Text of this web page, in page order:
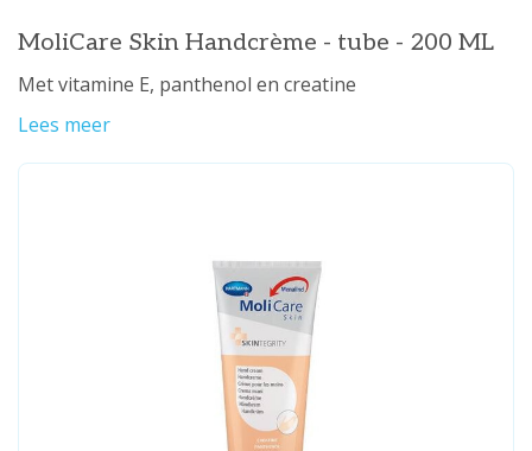
MoliCare Skin Handcrème - tube - 200 ML
Met vitamine E, panthenol en creatine
Lees meer